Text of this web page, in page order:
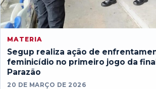
MATERIA
Segup realiza ação de
feminicídio no primeiro jogo da
Parazão
20 DE MARÇO DE 2026